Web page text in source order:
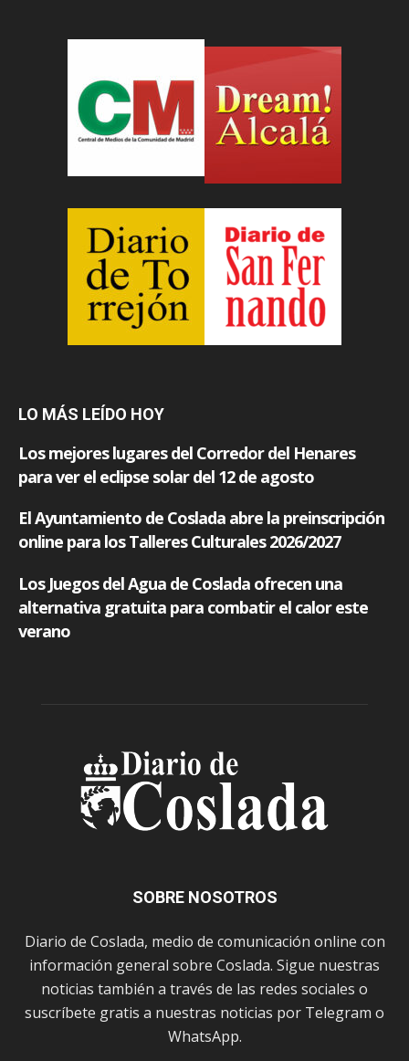
LO MÁS LEÍDO HOY
SOBRE NOSOTROS
Diario de Coslada, medio de comunicación online con
información general sobre Coslada. Sigue nuestras
noticias también a través de las redes sociales o
suscríbete gratis a nuestras noticias por Telegram o
WhatsApp.